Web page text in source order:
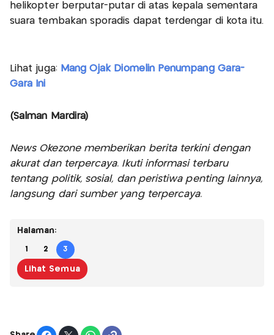
helikopter berputar-putar di atas kepala sementara
suara tembakan sporadis dapat terdengar di kota itu.
Lihat juga: Mang Ojak Diomelin Penumpang Gara-
Gara Ini
(Salman Mardira)
News Okezone memberikan berita terkini dengan
akurat dan terpercaya. Ikuti informasi terbaru
tentang politik, sosial, dan peristiwa penting lainnya,
langsung dari sumber yang terpercaya.
Halaman:
1 2 3
Lihat Semua